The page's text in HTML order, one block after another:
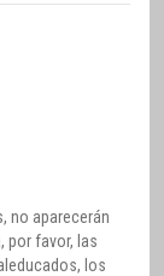
no aparecerán
por favor, las
los